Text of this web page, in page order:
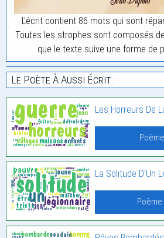
L'écrit contient 86 mots qui sont
Toutes les strophes sont composés
que le texte suive une forme de
Le Poète À Aussi Écrit:
Les Horreurs De
La Solitude D’Un
Poème